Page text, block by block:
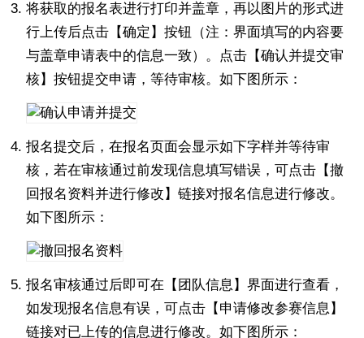
将获取的报名表进行打印并盖章，再以图片的形式进
行上传后点击【确定】按钮（注：界面填写的内容要
与盖章申请表中的信息一致）。点击【确认并提交审
核】按钮提交申请，等待审核。如下图所示：
报名提交后，在报名页面会显示如下字样并等待审
核，若在审核通过前发现信息填写错误，可点击【撤
回报名资料并进行修改】链接对报名信息进行修改。
如下图所示：
报名审核通过后即可在【团队信息】界面进行查看，
如发现报名信息有误，可点击【申请修改参赛信息】
链接对已上传的信息进行修改。如下图所示：